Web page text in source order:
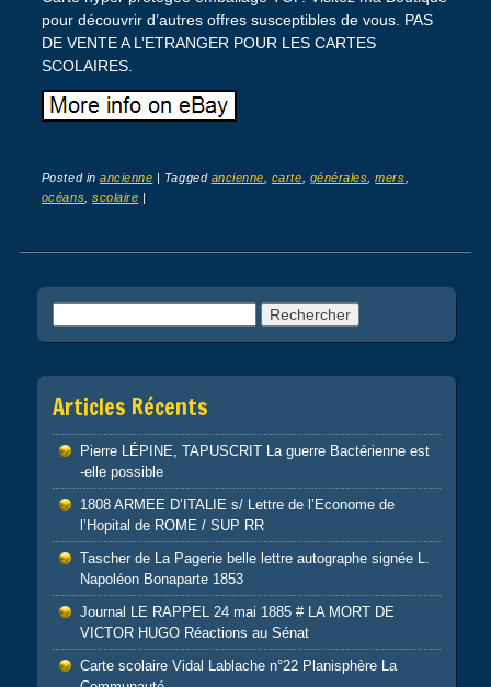
pour découvrir d’autres offres susceptibles de vous. PAS
DE VENTE A L’ETRANGER POUR LES CARTES
SCOLAIRES.
Posted inancienne Tagged ancienne, carte, générales,mers,
océans,scolaire
Post navigation
Articles Récents
Pierre LÉPINE, TAPUSCRIT La guerre Bactérienne est
-elle possible
1808 ARMEE D’ITALIE s/ Lettre de l’Econome de
l’Hopital de ROME / SUP RR
Tascher de La Pagerie belle lettre autographe signée L.
Napoléon Bonaparte 1853
Journal LE RAPPEL 24 mai 1885 # LA MORT DE
VICTOR HUGO Réactions au Sénat
Carte scolaire Vidal Lablache n°22 Planisphère La